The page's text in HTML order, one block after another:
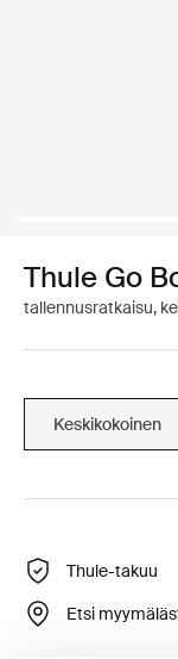
Thule Go
tallennusratkaisu,
Keskikokoinen
Thule-takuu
Etsi